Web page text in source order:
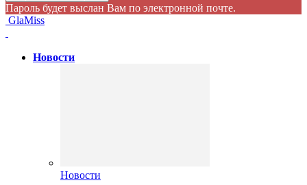
Пароль будет выслан Вам по электронной почте.
GlaMiss
Новости
Новости